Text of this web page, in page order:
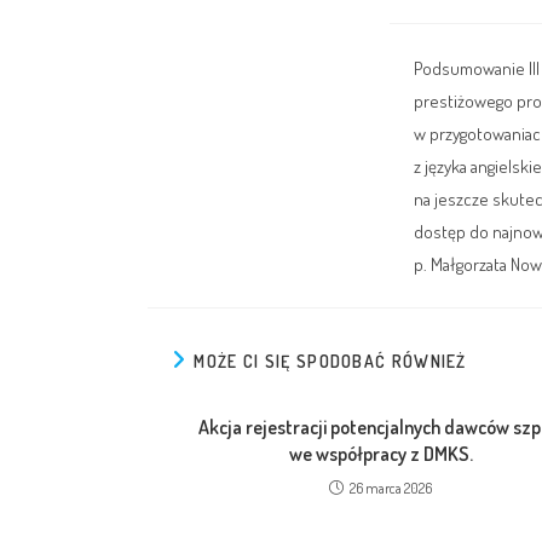
Podsumowanie
prestiżowego
w
z języka
na jeszcze
dostęp do
p. Małgorzata
MOŻE CI SIĘ SPODOBAĆ RÓWNIEŻ
Akcja rejestracji potencjalnych dawców
we współpracy z DMKS.
26 marca 2026